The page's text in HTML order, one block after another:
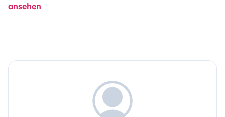
ansehen